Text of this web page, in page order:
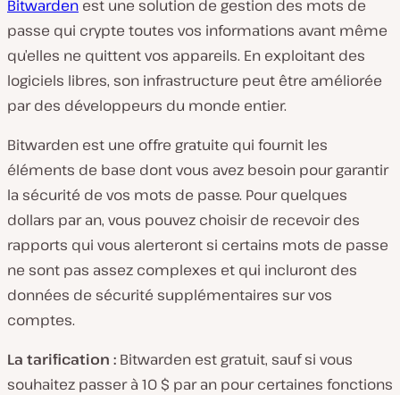
Bitwarden est une solution de gestion des mots de
passe qui crypte toutes vos informations avant même
qu’elles ne quittent vos appareils. En exploitant des
logiciels libres, son infrastructure peut être améliorée
par des développeurs du monde entier.
Bitwarden est une offre gratuite qui fournit les
éléments de base dont vous avez besoin pour garantir
la sécurité de vos mots de passe. Pour quelques
dollars par an, vous pouvez choisir de recevoir des
rapports qui vous alerteront si certains mots de passe
ne sont pas assez complexes et qui incluront des
données de sécurité supplémentaires sur vos
comptes.
La tarification : Bitwarden est gratuit, sauf si vous
souhaitez passer à 10 $ par an pour certaines fonctions